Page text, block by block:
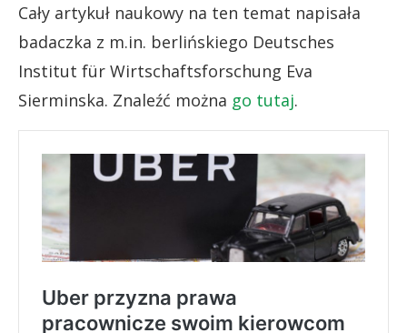
Cały artykuł naukowy na ten temat napisała
badaczka z m.in. berlińskiego Deutsches
Institut für Wirtschaftsforschung Eva
Sierminska. Znaleźć można go tutaj.